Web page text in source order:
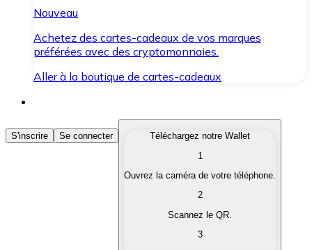
Nouveau
Achetez des cartes-cadeaux de vos marques
préférées avec des cryptomonnaies.
Aller à la boutique de cartes-cadeaux
Acheter des Cryptomonnaies
Achetez les cryptomonnaies qui vous intéressent
Convertissez vos cryptomonnaies en monnaie
S'inscrire Se connecter
Téléchargez notre Wallet
1
Ouvrez la caméra de votre téléphone.
2
Scannez le QR.
3